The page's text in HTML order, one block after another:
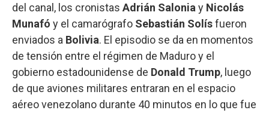
del canal, los cronistas Adrián Salonia y Nicolás
Munafó y el camarógrafo Sebastián Solísfueron
enviados a Bolivia. El episodio se da en momentos
de tensión entre el régimen de Maduro y el
gobierno estadounidense de Donald Trump, luego
de que aviones militares entraran en el espacio
aéreo venezolano durante 40 minutos en lo que fue